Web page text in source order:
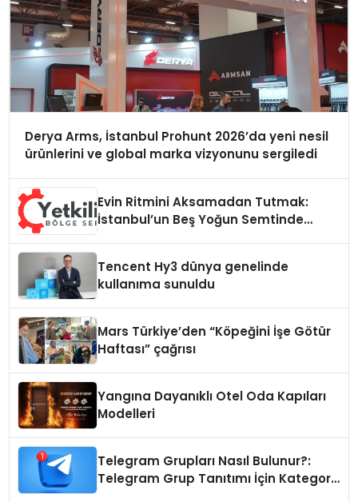
Derya Arms, İstanbul Prohunt 2026’da yeni nesil
ürünlerini ve global marka vizyonunu sergiledi
Evin Ritmini Aksamadan Tutmak:
İstanbul’un Beş Yoğun Semtinde
Tencent Hy3 dünya genelinde
kullanıma sunuldu
Mars Türkiye’den “Köpeğini İşe Götür
Haftası” çağrısı
Yangına Dayanıklı Otel Oda Kapıları
Modelleri
Telegram Grupları Nasıl Bulunur?:
Telegram Grup Tanıtımı İçin Kategori